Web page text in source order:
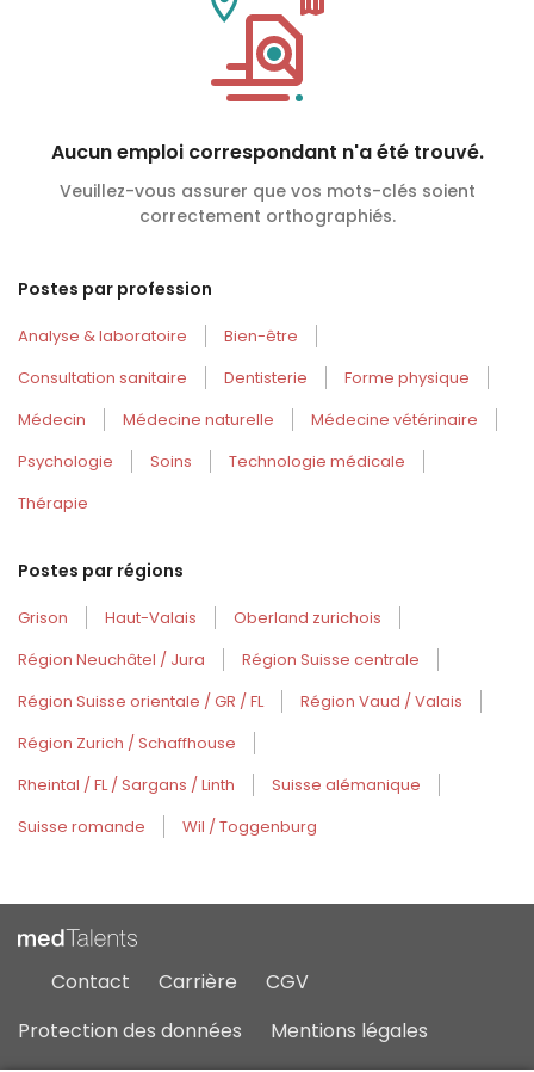
Aucun emploi correspondant n'a été trouvé.
Veuillez-vous assurer que vos mots-clés soient
correctement orthographiés.
Postes par profession
Analyse & laboratoire
Bien-être
Consultation sanitaire
Dentisterie
Forme physique
Médecin
Médecine naturelle
Médecine vétérinaire
Psychologie
Soins
Technologie médicale
Thérapie
Postes par régions
Grison Haut-Valais
Oberland zurichois
Région Neuchâtel / Jura
Région Suisse centrale
Région Suisse orientale / GR / FL
Région Vaud / Valais
Région Zurich / Schaffhouse
Rheintal / FL / Sargans / Linth
Suisse alémanique
Suisse romande
Wil / Toggenburg
Contact Carrière
CGV
Protection des données
Mentions légales